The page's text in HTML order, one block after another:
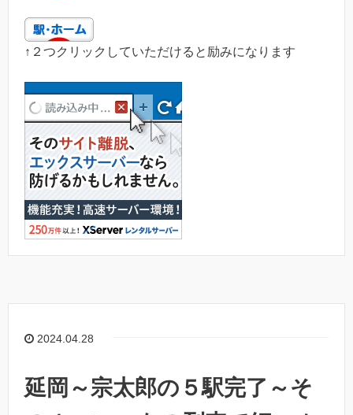
↑２つクリックしていただけると励みになります
2024.04.28
延岡～宗太郎の５駅完了～そ